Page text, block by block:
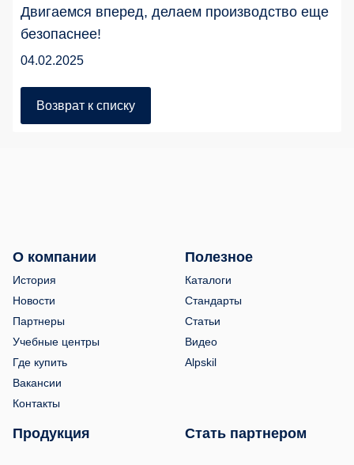
Двигаемся вперед, делаем производство еще
безопаснее!
04.02.2025
Возврат к списку
О компании
История
Новости
Партнеры
Учебные центры
Где купить
Вакансии
Контакты
Полезное
Каталоги
Стандарты
Статьи
Видео
Alpskil
Продукция Стать партнером